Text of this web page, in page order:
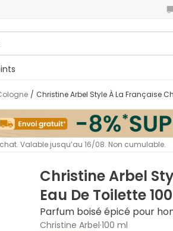
/ Christine Arbel Style À La Française
Valable jusqu’au 16/08. Non cumulable.
Christine Arbel
Eau De Toilette
Parfum boisé épicé pour
Christine Arbel·100 ml